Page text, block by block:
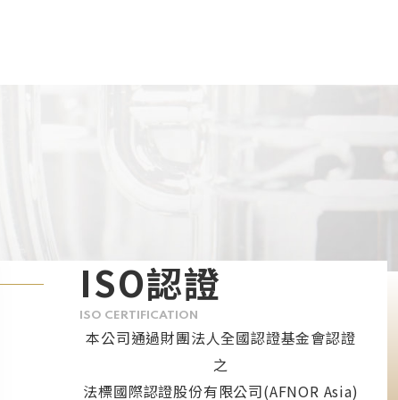
ISO認證
ISO CERTIFICATION
本公司通過財團法人全國認證基金會認證
之
法標國際認證股份有限公司(AFNOR Asia)